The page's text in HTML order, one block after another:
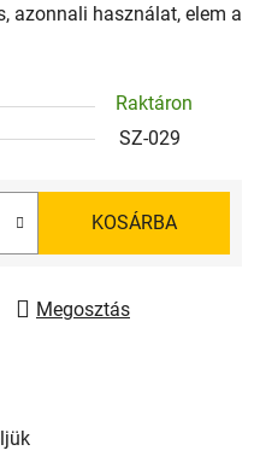
azonnali használat, elem a
Raktáron
SZ-029
KOSÁRBA
Megosztás